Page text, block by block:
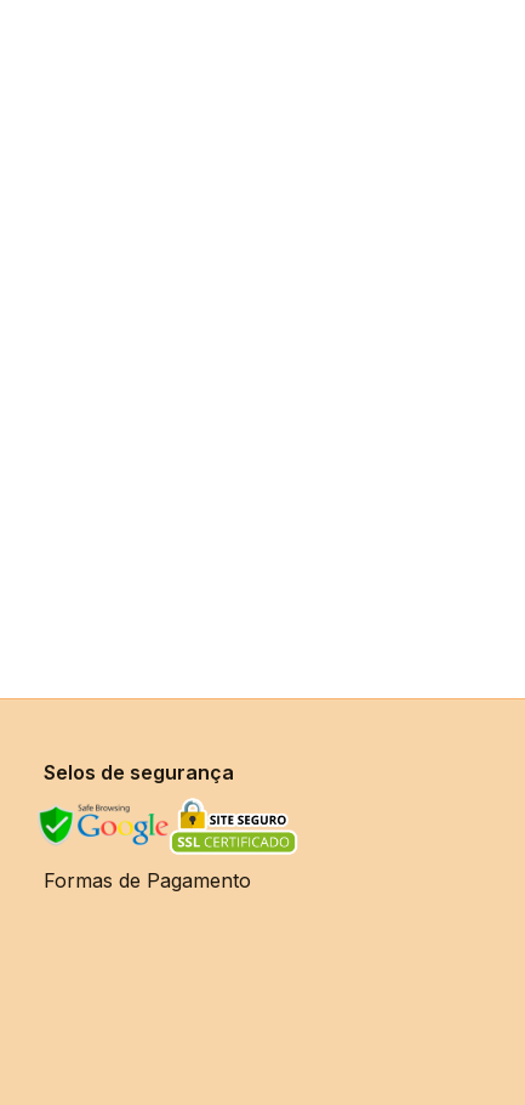
Selos de segurança
Formas de Pagamento